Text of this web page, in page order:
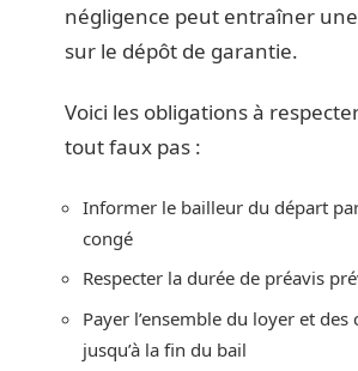
négligence peut entraîner
sur le dépôt de garantie.
Voici les obligations à
tout faux pas :
Informer le bailleur du départ
congé
Respecter la durée de préavis
Payer l’ensemble du loyer et des
jusqu’à la fin du bail